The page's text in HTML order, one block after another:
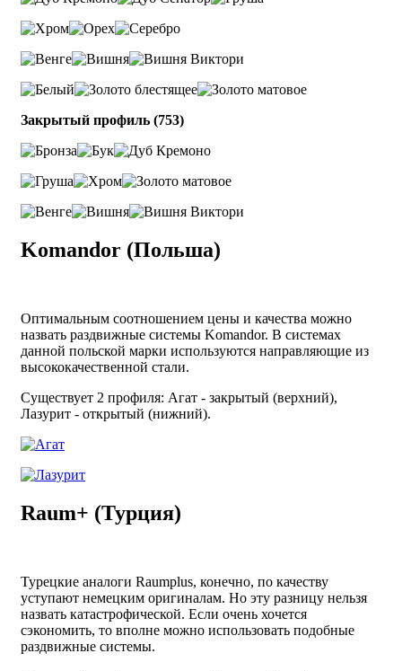
Закрытый профиль (753)
Komandor (Польша)
Оптимальным соотношением цены и качества можно
назвать раздвижные системы Komandor. В системах
данной польской марки используются направляющие из
высококачественной стали.
Существует 2 профиля: Агат - закрытый (верхний),
Лазурит - открытый (нижний).
Raum+ (Турция)
Турецкие аналоги Raumplus, конечно, по качеству
уступают немецким оригиналам. Но эту разницу нельзя
назвать катастрофической. Если очень хочется
сэкономить, то вполне можно использовать подобные
раздвижные системы.